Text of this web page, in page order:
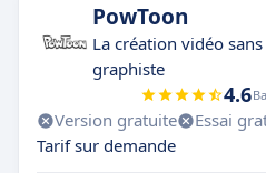
PowToon
La création vidéo sans
graphiste
4.6
Version gratuite Essai
Tarif sur demande